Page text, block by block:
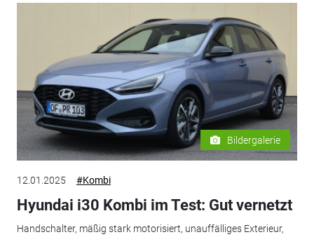
Bildergalerie
12.01.2025 #Kombi
Hyundai i30 Kombi im Test: Gut vernetzt
Handschalter, mäßig stark motorisiert, unauffälliges Exterieur,